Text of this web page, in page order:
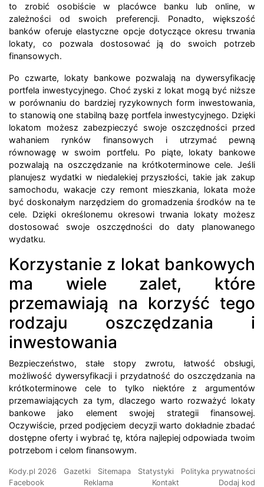
to zrobić osobiście w placówce banku lub online, w
zależności od swoich preferencji. Ponadto, większość
banków oferuje elastyczne opcje dotyczące okresu trwania
lokaty, co pozwala dostosować ją do swoich potrzeb
finansowych.
Po czwarte, lokaty bankowe pozwalają na dywersyfikację
portfela inwestycyjnego. Choć zyski z lokat mogą być niższe
w porównaniu do bardziej ryzykownych form inwestowania,
to stanowią one stabilną bazę portfela inwestycyjnego. Dzięki
lokatom możesz zabezpieczyć swoje oszczędności przed
wahaniem rynków finansowych i utrzymać pewną
równowagę w swoim portfelu. Po piąte, lokaty bankowe
pozwalają na oszczędzanie na krótkoterminowe cele. Jeśli
planujesz wydatki w niedalekiej przyszłości, takie jak zakup
samochodu, wakacje czy remont mieszkania, lokata może
być doskonałym narzędziem do gromadzenia środków na te
cele. Dzięki określonemu okresowi trwania lokaty możesz
dostosować swoje oszczędności do daty planowanego
wydatku.
Korzystanie z lokat bankowych
ma wiele zalet, które
przemawiają na korzyść tego
rodzaju oszczędzania i
inwestowania
Bezpieczeństwo, stałe stopy zwrotu, łatwość obsługi,
możliwość dywersyfikacji i przydatność do oszczędzania na
krótkoterminowe cele to tylko niektóre z argumentów
przemawiających za tym, dlaczego warto rozważyć lokaty
bankowe jako element swojej strategii finansowej.
Oczywiście, przed podjęciem decyzji warto dokładnie zbadać
dostępne oferty i wybrać tę, która najlepiej odpowiada twoim
potrzebom i celom finansowym.
Kody.pl 2026 Gazetki Sitemapa Statystyki
Polityka prywatności
Facebook
Reklama Kontakt Dodaj kod